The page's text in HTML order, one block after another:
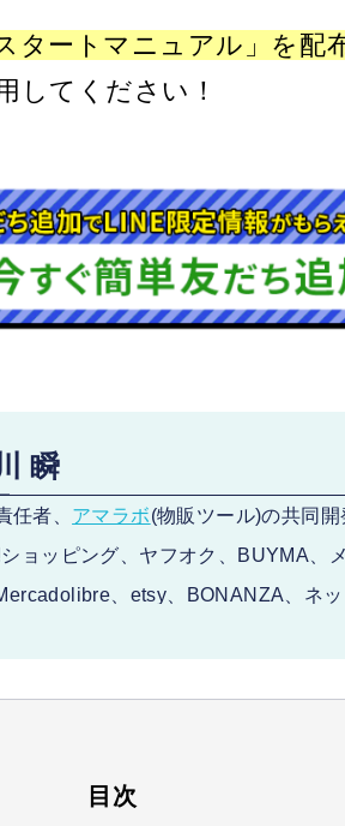
タートマニュアル」 を配
してください！
瞬
任者、 アマラボ(物販ツール)の共同開
ョッピング、ヤフオク、BUYMA、
、etsy、BONANZA、ネ
目次